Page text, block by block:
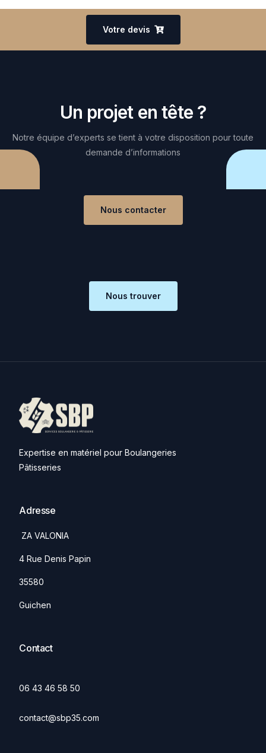
Votre devis
Un projet en tête ?
Notre équipe d’experts se tient à votre disposition pour toute
demande d’informations
Nous contacter
Nous trouver
Expertise en matériel pour Boulangeries
Pâtisseries
Adresse
ZA VALONIA
4 Rue Denis Papin
35580
Guichen
Contact
06 43 46 58 50
contact@sbp35.com